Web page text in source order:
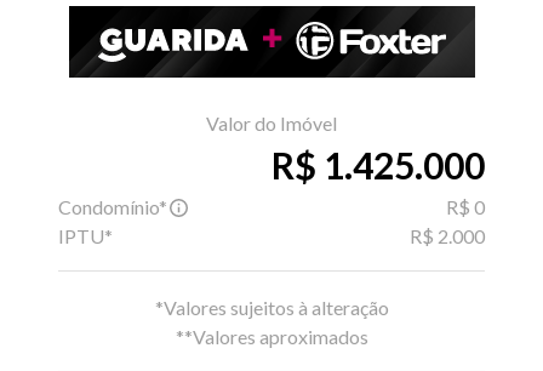
Valor do Imóvel
R$ 1.425.000
Condomínio*
R$ 0
IPTU*
R$ 2.000
*Valores sujeitos à alteração
**Valores aproximados